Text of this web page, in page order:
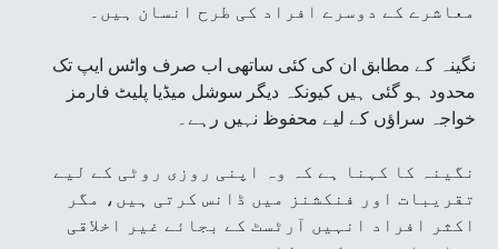
معاشرے کے دوسرے افراد کی طرح انسان ہیں۔
نگینہ کے مطابق ان کی کئی ساتھی اب صرف واٹس ایپ تک
محدود ہو گئی ہیں کیونکہ دیگر سوشل میڈیا پلیٹ فارمز
خواجہ سراؤں کے لیے محفوظ نہیں رہے۔
نگینہ کا کہنا ہے کہ وہ اپنی روزی روٹی کے لیے
تقریبات اور فنکشنز میں ڈانس کرتی ہیں، مگر
اکثر افراد انہیں آرٹسٹ کے بجائے غیر اخلاقی